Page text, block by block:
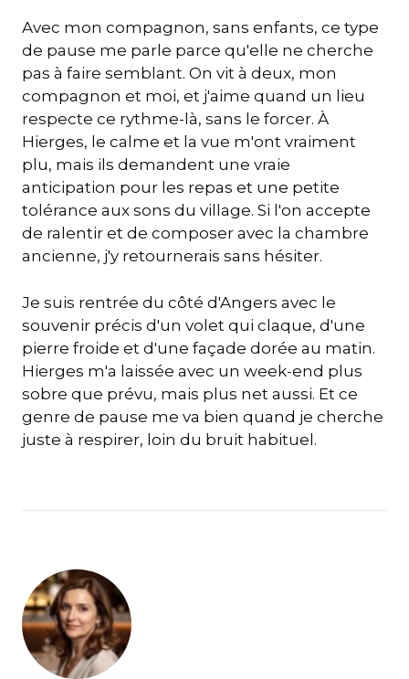
Avec mon compagnon, sans enfants, ce type
de pause me parle parce qu'elle ne cherche
pas à faire semblant. On vit à deux, mon
compagnon et moi, et j'aime quand un lieu
respecte ce rythme-là, sans le forcer. À
Hierges, le calme et la vue m'ont vraiment
plu, mais ils demandent une vraie
anticipation pour les repas et une petite
tolérance aux sons du village. Si l'on accepte
de ralentir et de composer avec la chambre
ancienne, j'y retournerais sans hésiter.
Je suis rentrée du côté d'Angers avec le
souvenir précis d'un volet qui claque, d'une
pierre froide et d'une façade dorée au matin.
Hierges m'a laissée avec un week-end plus
sobre que prévu, mais plus net aussi. Et ce
genre de pause me va bien quand je cherche
juste à respirer, loin du bruit habituel.